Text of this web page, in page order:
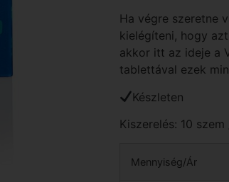
Ha végre szeretne
kielégíteni, hogy
akkor itt az ideje a
tablettával ezek
Készleten
Kiszerelés: 10
Mennyiség/Ár